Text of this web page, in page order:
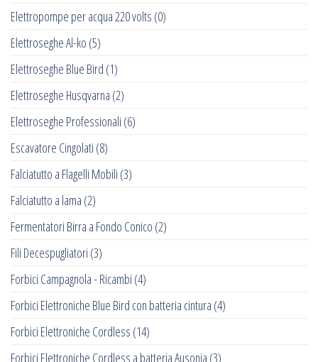
Elettropompe per acqua 220 volts (0)
Elettroseghe Al-ko (5)
Elettroseghe Blue Bird (1)
Elettroseghe Husqvarna (2)
Elettroseghe Professionali (6)
Escavatore Cingolati (8)
Falciatutto a Flagelli Mobili (3)
Falciatutto a lama (2)
Fermentatori Birra a Fondo Conico (2)
Fili Decespugliatori (3)
Forbici Campagnola - Ricambi (4)
Forbici Elettroniche Blue Bird con batteria cintura (4)
Forbici Elettroniche Cordless (14)
Forbici Elettroniche Cordless a batteria Ausonia (3)